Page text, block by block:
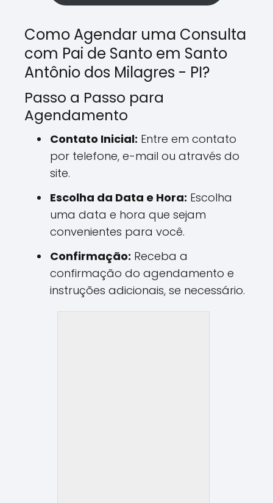
Como Agendar uma Consulta
com Pai de Santo em Santo
Antônio dos Milagres - PI?
Passo a Passo para
Agendamento
Contato Inicial: Entre em contato
por telefone, e-mail ou através do
site.
Escolha da Data e Hora: Escolha
uma data e hora que sejam
convenientes para você.
Confirmação: Receba a
confirmação do agendamento e
instruções adicionais, se necessário.